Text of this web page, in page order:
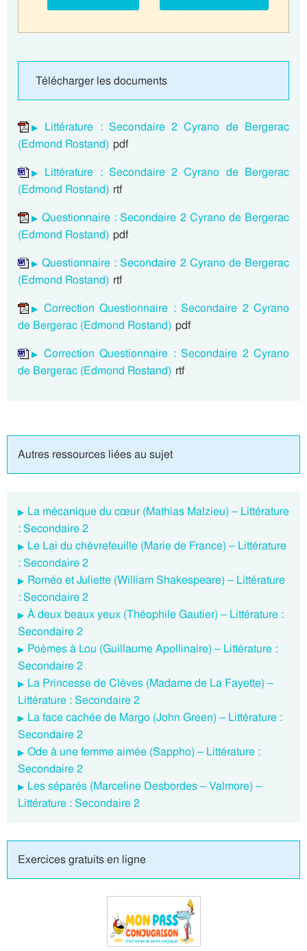
Télécharger les documents
Littérature : Secondaire 2 Cyrano de Bergerac
(Edmond Rostand) pdf
Littérature : Secondaire 2 Cyrano de Bergerac
(Edmond Rostand) rtf
Questionnaire : Secondaire 2 Cyrano de Bergerac
(Edmond Rostand) pdf
Questionnaire : Secondaire 2 Cyrano de Bergerac
(Edmond Rostand) rtf
Correction Questionnaire : Secondaire 2 Cyrano
de Bergerac (Edmond Rostand) pdf
Correction Questionnaire : Secondaire 2 Cyrano
de Bergerac (Edmond Rostand) rtf
Autres ressources liées au sujet
La mécanique du cœur (Mathias Malzieu) – Littérature
: Secondaire 2
Le Lai du chèvrefeuille (Marie de France) – Littérature
: Secondaire 2
Roméo et Juliette (William Shakespeare) – Littérature
: Secondaire 2
À deux beaux yeux (Théophile Gautier) – Littérature :
Secondaire 2
Poèmes à Lou (Guillaume Apollinaire) – Littérature :
Secondaire 2
La Princesse de Clèves (Madame de La Fayette) –
Littérature : Secondaire 2
La face cachée de Margo (John Green) – Littérature :
Secondaire 2
Ode à une femme aimée (Sappho) – Littérature :
Secondaire 2
Les séparés (Marceline Desbordes – Valmore) –
Littérature : Secondaire 2
Exercices gratuits en ligne